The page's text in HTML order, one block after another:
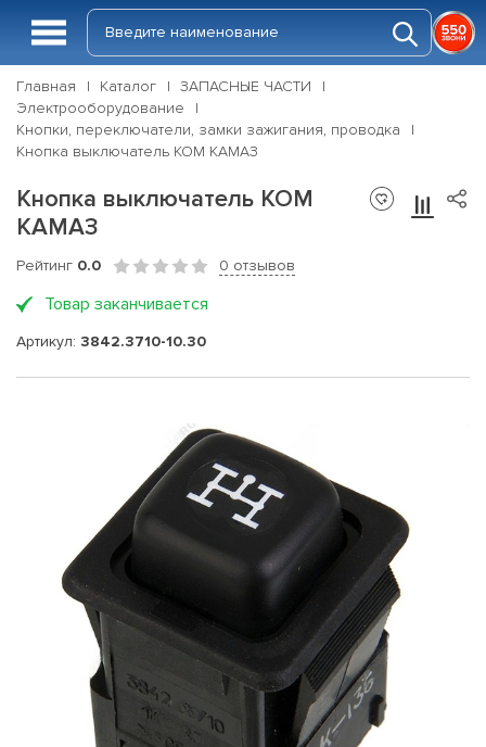
Главная Каталог
ЗАПАСНЫЕ ЧАСТИ
Электрооборудование
Кнопки, переключатели, замки зажигания, проводка
Кнопка выключатель КОМ КАМАЗ
Кнопка выключатель КОМ
КАМАЗ
Рейтинг 0.0 0 отзывов
Товар заканчивается
Артикул: 3842.3710-10.30